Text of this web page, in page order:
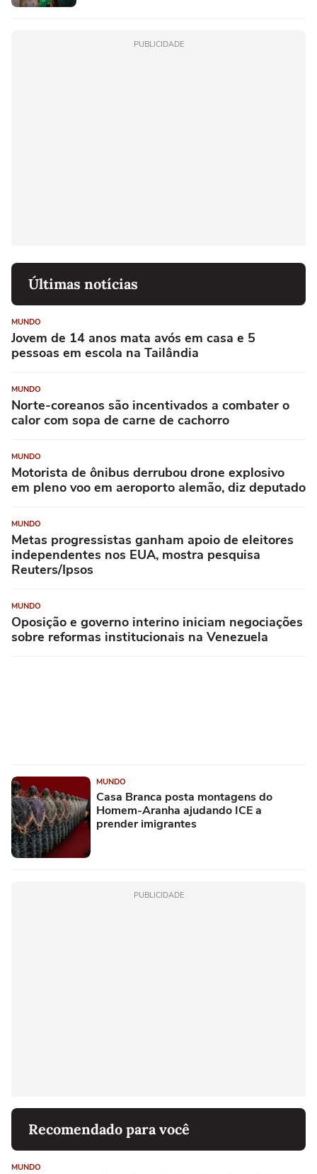
PUBLICIDADE
Últimas notícias
MUNDO
Jovem de 14 anos mata avós em casa e 5
pessoas em escola na Tailândia
MUNDO
Norte-coreanos são incentivados a combater o
calor com sopa de carne de cachorro
MUNDO
Motorista de ônibus derrubou drone explosivo
em pleno voo em aeroporto alemão, diz deputado
MUNDO
Metas progressistas ganham apoio de eleitores
independentes nos EUA, mostra pesquisa
Reuters/Ipsos
MUNDO
Oposição e governo interino iniciam negociações
sobre reformas institucionais na Venezuela
MUNDO
Casa Branca posta montagens do
Homem-Aranha ajudando ICE a
prender imigrantes
PUBLICIDADE
Recomendado para você
MUNDO